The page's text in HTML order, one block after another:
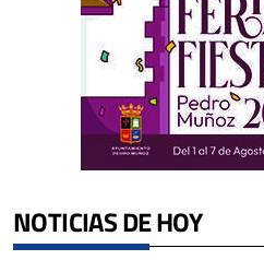
NOTICIAS DE HOY